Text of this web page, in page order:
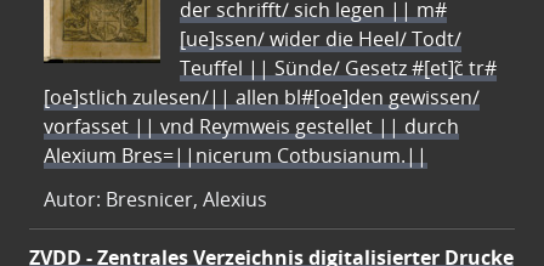
der schrifft/ sich legen || m#
[ue]ssen/ wider die Heel/ Todt/
Teuffel || Sünde/ Gesetz #[et]c̃ tr#
[oe]stlich zulesen/|| allen bl#[oe]den gewissen/
vorfasset || vnd Reymweis gestellet || durch
Alexium Bres=||nicerum Cotbusianum.||
Autor: Bresnicer, Alexius
ZVDD - Zentrales Verzeichnis digitalisierter Drucke